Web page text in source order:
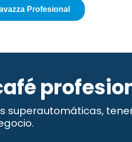
Profesional​
superautomáticas,